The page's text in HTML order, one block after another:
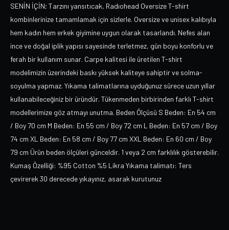
SENİN İÇİN; Tarzını yansıtıcak, Radıohead Oversize T-shirt
kombinlerinize tamamlamak için sizlerle. Oversize ve unisex kalıbıyla
hem kadın hem erkek giyimine uygun olarak tasarlandı. Nefes alan
ince ve doğal iplik yapısı sayesinde terletmez, gün boyu konforlu ve
ferah bir kullanım sunar. Carpe kalitesi ile üretilen T-shirt
modelimizin üzerindeki baskı yüksek kaliteye sahiptir ve solma-
soyulma yapmaz. Yıkama talimatlarına uyduğunuz sürece uzun yıllar
kullanabileceğiniz bir üründür. Tükenmeden birbirinden farklı T-shirt
modellerimize göz atmayı unutma. Beden Ölçüsü S Beden: En 54 cm
/ Boy 70 cm M Beden: En 55 cm / Boy 72 cm L Beden: En 57 cm / Boy
74 cm XL Beden: En 58 cm / Boy 77 cm XXL Beden: En 60 cm / Boy
79 cm Ürün beden ölçüleri günceldir. 1 veya 2 cm farklılık gösterebilir.
Kumaş Özelliği: %95 Cotton %5 Likra Yıkama talimatı: Ters
çevirerek 30 derecede yıkayınız, asarak kurutunuz